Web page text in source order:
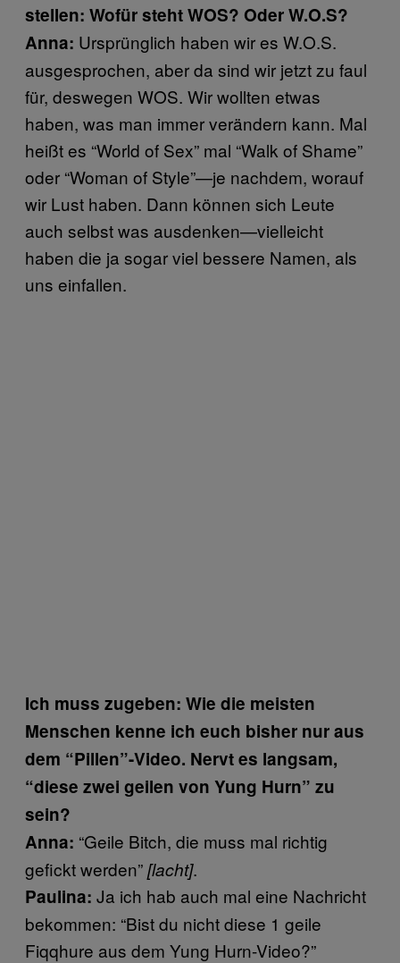
stellen: Wofür steht WOS? Oder W.O.S?
Anna: Ursprünglich haben wir es W.O.S.
ausgesprochen, aber da sind wir jetzt zu faul
für, deswegen WOS. Wir wollten etwas
haben, was man immer verändern kann. Mal
heißt es “World of Sex” mal “Walk of Shame”
oder “Woman of Style”—je nachdem, worauf
wir Lust haben. Dann können sich Leute
auch selbst was ausdenken—vielleicht
haben die ja sogar viel bessere Namen, als
uns einfallen.
Ich muss zugeben: Wie die meisten
Menschen kenne ich euch bisher nur aus
dem “Pillen”-Video. Nervt es langsam,
“diese zwei geilen von Yung Hurn” zu
sein?
Anna: “Geile Bitch, die muss mal richtig
gefickt werden”[lacht].
Paulina: Ja ich hab auch mal eine Nachricht
bekommen: “Bist du nicht diese 1 geile
Fiqqhure aus dem Yung Hurn-Video?”